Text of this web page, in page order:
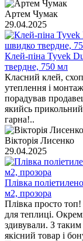
Артем Чумак
29.04.2025
Клей-піна Tyvek
твердне, 750 мл
Класний клей,
утеплення і
порадував
якийсь
гарна!..
Вікторія Лисенко
29.04.2025
Плівка
м2, прозора
Плівка просто
для теплиці.
здивували. З
якісний товар і